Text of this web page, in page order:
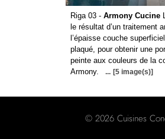
Riga 03 - Armony Cucine
le résultat d’un traitement
l’épaisse couche
plaqué, pour obtenir une
peinte aux couleurs de la
Armony.
... [5 image(s)]
© 2026 Cuisines